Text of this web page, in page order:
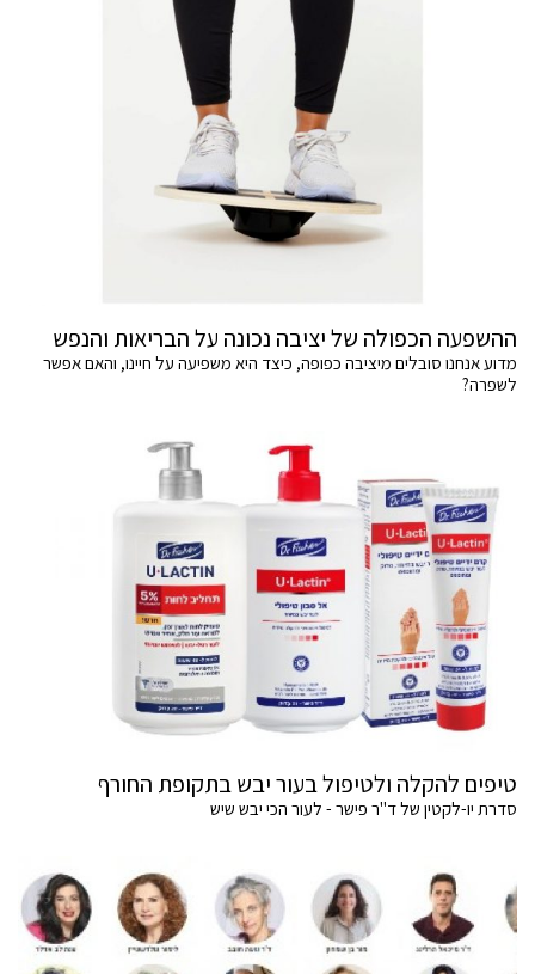
ההשפעה הכפולה של יציבה נכונה על הבריאות והנפש
מדוע אנחנו סובלים מיציבה כפופה, כיצד היא משפיעה על חיינו, והאם אפשר
לשפרה?
טיפים להקלה ולטיפול בעור יבש בתקופת החורף
סדרת יו-לקטין של ד"ר פישר - לעור הכי יבש שיש